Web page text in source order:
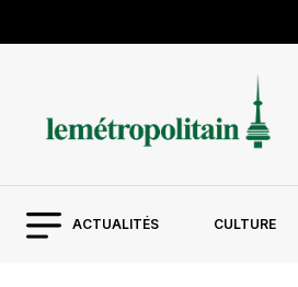
ACTUALITÉS CULTURE